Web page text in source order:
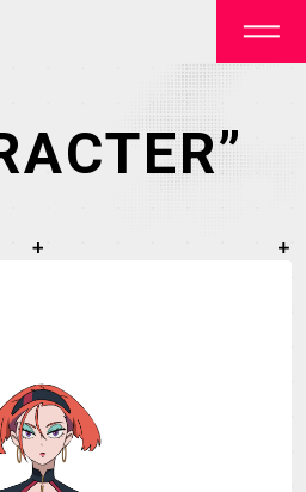
NEWS
STAFF&CAST